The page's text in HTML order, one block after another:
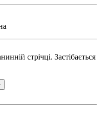
стрічці. Застібається